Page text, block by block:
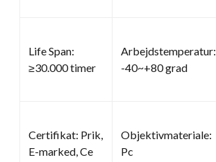
Life Span:
≥30.000 timer
Arbejdstemperatur:
-40~+80 grad
Certifikat: Prik,
E-marked, Ce
Objektivmateriale:
Pc